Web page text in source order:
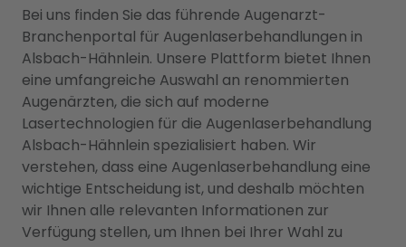
Bei uns finden Sie das führende Augenarzt-
Branchenportal für Augenlaserbehandlungen in
Alsbach-Hähnlein. Unsere Plattform bietet Ihnen
eine umfangreiche Auswahl an renommierten
Augenärzten, die sich auf moderne
Lasertechnologien für die Augenlaserbehandlung
Alsbach-Hähnlein spezialisiert haben. Wir
verstehen, dass eine Augenlaserbehandlung eine
wichtige Entscheidung ist, und deshalb möchten
wir Ihnen alle relevanten Informationen zur
Verfügung stellen, um Ihnen bei Ihrer Wahl zu